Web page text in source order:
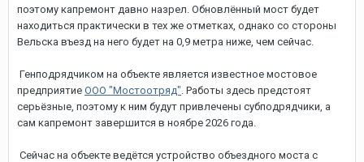
поэтому капремонт давно назрел. Обновлённый мост будет
находиться практически в тех же отметках, однако со стороны
Вельска въезд на него будет на 0,9 метра ниже, чем сейчас.
Генподрядчиком на объекте является известное мостовое
предприятие ООО "Мостоотряд". Работы здесь предстоят
серьёзные, поэтому к ним будут привлечены субподрядчики, а
сам капремонт завершится в ноябре 2026 года.
Сейчас на объекте ведётся устройство объездного моста с